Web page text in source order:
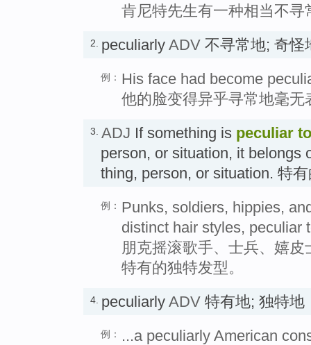
肯尼特先生有一种相当不寻
2. peculiarly ADV 不寻常地; 奇怪
例： His face had become
他的脸变得异乎寻常地毫无
3. ADJ If something is peculiar to
person, or situation, it belongs
thing, person, or situation. 特
例： Punks, soldiers, hippies,
distinct hair styles, peculiar
朋克摇滚歌手、士兵、嬉
特有的独特发型。
4. peculiarly ADV 特有地; 独特地
例：
...a peculiarly American